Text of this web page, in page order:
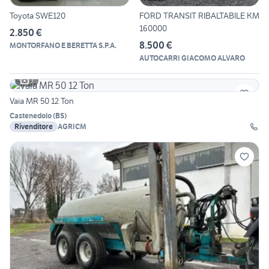
Toyota SWE120
2.850 €
MONTORFANO E BERETTA S.P.A.
FORD TRANSIT RIBALTABILE KM
160000
8.500 €
AUTOCARRI GIACOMO ALVARO
7
Vaia MR 50 12 Ton
Castenedolo(BS)
Rivenditore AGRICM